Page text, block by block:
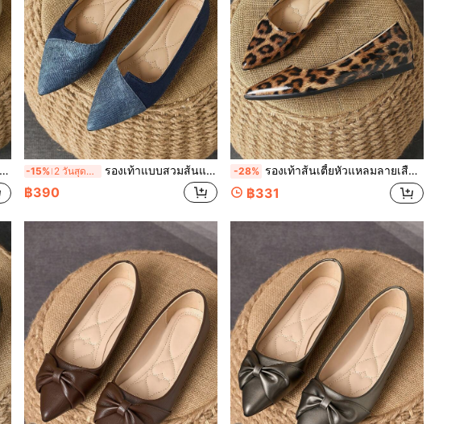
-15% 2 วันสุดท้าย รองเท้าแบบสวมส้นแหลม เหมาะกับการใส่เที่ยวชิวๆ สีเทาฟ้า เหมาะสำหรับใส่ในฤดูใบไม้ผลิ ฤดูร้อน และฤดูใบไม้ร่วง รับใช้ได้ทั้งในชีวิตประจำวันและกิจกรรมกลางแจ้ง
฿390
-28% รองเท้าส้นเตี้ยหัวแหลมลายเสือดาวของผู้หญิง เหมาะสำหรับสวมใส่ในชีวิตประจำวัน งานปาร์ตี้และงานเต้นรำในฤดูใบไม้ผลิ ฤดูร้อนและฤดูใบไม้ร่วง
฿331